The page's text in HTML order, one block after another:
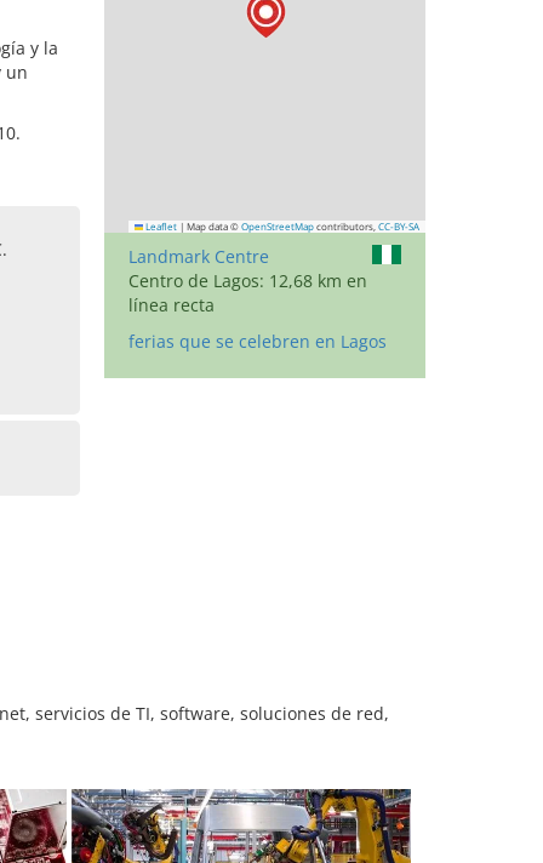
y la
un
Leaflet | Map data © OpenStreetMap contributors, CC-BY-SA
Landmark Centre
Centro de Lagos: 12,68 km en
línea recta
ferias que se celebren en Lagos
servicios de TI, software, soluciones de red,